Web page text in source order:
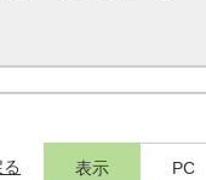
表示 PC